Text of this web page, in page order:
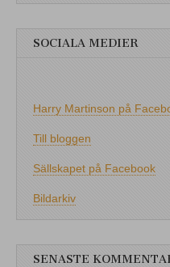
SOCIALA MEDIER
Harry Martinson på
Till bloggen
Sällskapet på Facebook
Bildarkiv
SENASTE